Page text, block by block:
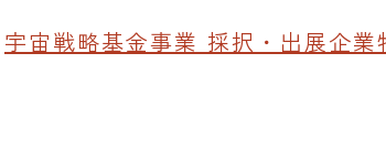
宇宙戦略基金事業 採択・出展企業